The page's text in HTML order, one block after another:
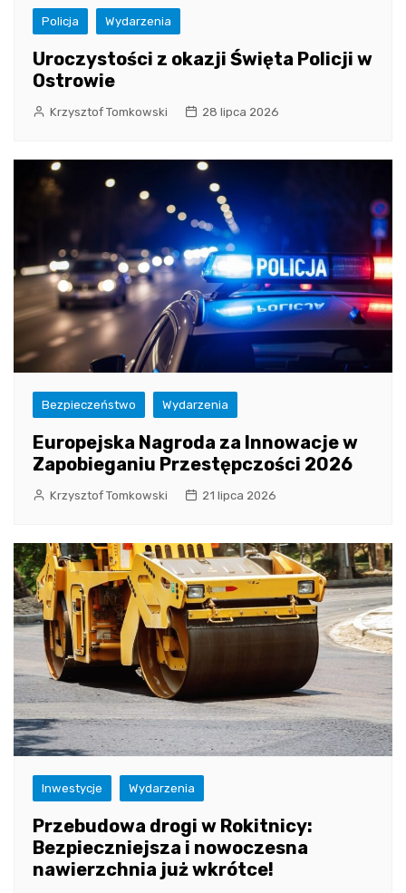
Policja Wydarzenia
Uroczystości z okazji Święta Policji w
Ostrowie
Krzysztof Tomkowski 28 lipca 2026
Bezpieczeństwo Wydarzenia
Europejska Nagroda za Innowacje w
Zapobieganiu Przestępczości 2026
Krzysztof Tomkowski 21 lipca 2026
Inwestycje Wydarzenia
Przebudowa drogi w Rokitnicy:
Bezpieczniejsza i nowoczesna
nawierzchnia już wkrótce!